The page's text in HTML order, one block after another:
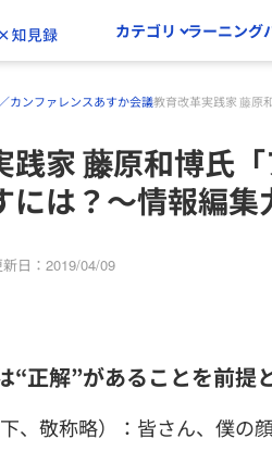
カテゴリ ラーニング
カンファレンスあすか会議教育改革実践家 藤原
践家 藤原和博氏
には？〜情報編
新日：2019/04/09
“正解”があることを前提
、敬称略）：皆さん、僕の